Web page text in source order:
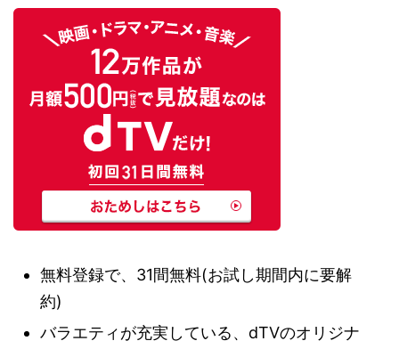
無料登録で、31間無料(お試し期間内に要解
約)
バラエティが充実している、dTVのオリジナ